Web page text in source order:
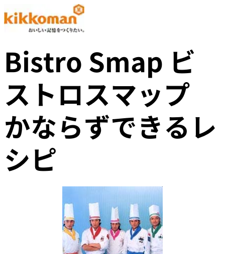
Bistro Smap ビ
ストロスマップ
かならずできるレ
シピ